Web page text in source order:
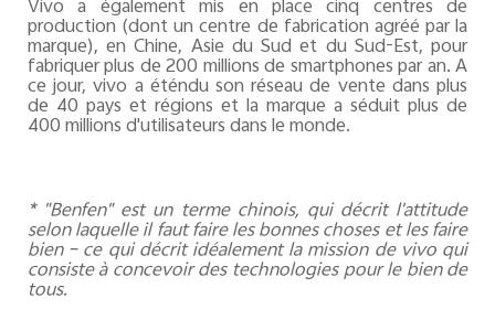
Vivo a également mis en place cinq centres de
production (dont un centre de fabrication agréé par la
marque), en Chine, Asie du Sud et du Sud-Est, pour
fabriquer plus de 200 millions de smartphones par an. A
ce jour, vivo a éténdu son réseau de vente dans plus
de 40 pays et régions et la marque a séduit plus de
400 millions d'utilisateurs dans le monde.
* "Benfen" est un terme chinois, qui décrit l'attitude
selon laquelle il faut faire les bonnes choses et les faire
bien – ce qui décrit idéalement la mission de vivo qui
consiste à concevoir des technologies pour le bien de
tous.